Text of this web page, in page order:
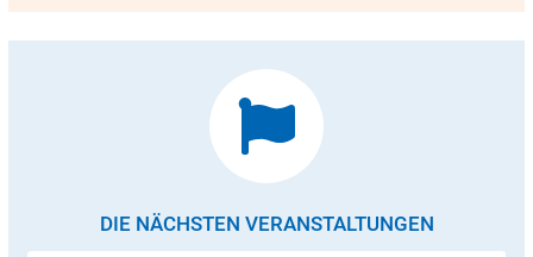
DIE NÄCHSTEN VERANSTALTUNGEN